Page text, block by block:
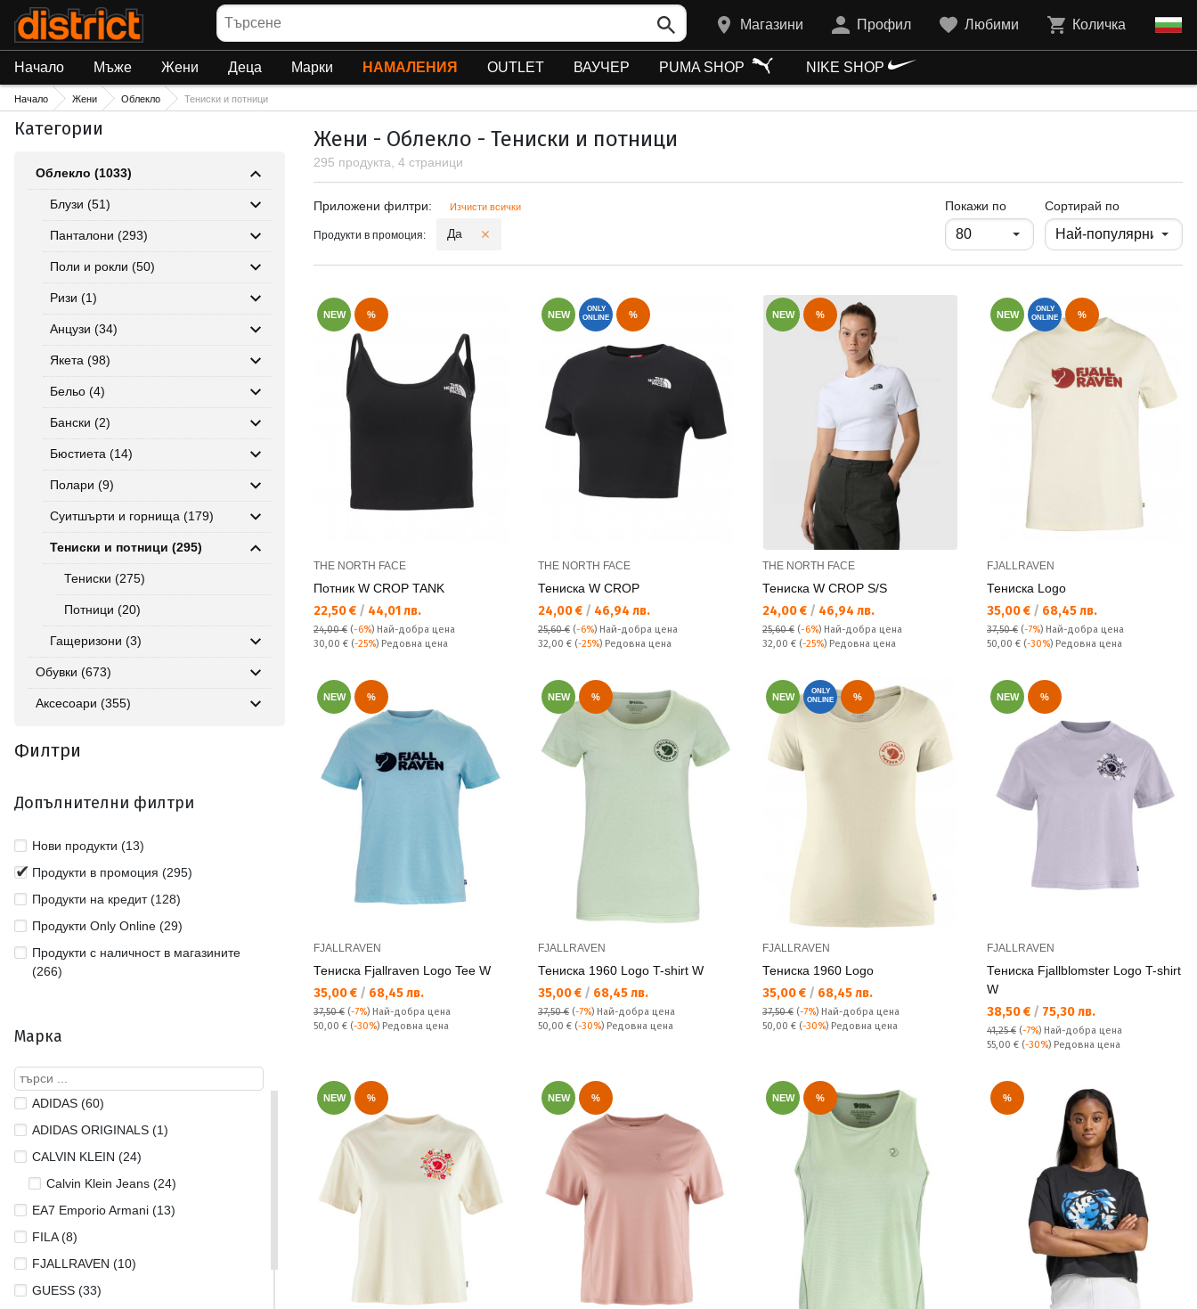
Търсене
Магазини Профил Любими Количка
Начало Мъже Жени Деца Марки НАМАЛЕНИЯ OUTLET ВАУЧЕР PUMA SHOP NIKE SHOP
Начало Жени Облекло Тениски и потници
Категории
Облекло (1033)
Блузи (51)
Панталони (293)
Поли и рокли (50)
Ризи (1)
Анцузи (34)
Якета (98)
Бельо (4)
Бански (2)
Бюстиета (14)
Полари (9)
Суитшърти и горнища (179)
Тениски и потници (295)
Тениски (275)
Потници (20)
Гащеризони (3)
Обувки (673)
Аксесоари (355)
Филтри
Допълнителни филтри
Нови продукти (13)
Продукти в промоция (295)
Продукти на кредит (128)
Продукти Only Online (29)
Продукти с наличност в магазините
(266)
Марка
ADIDAS (60)
ADIDAS ORIGINALS (1)
CALVIN KLEIN (24)
Calvin Klein Jeans (24)
EA7 Emporio Armani (13)
FILA (8)
FJALLRAVEN (10)
GUESS (33)
Жени - Облекло - Тениски и потници
295 продукта, 4 страници
Приложени филтри
Приложени филтри: Изчисти всички
Продукти в промоция: Да
Покажи попродукти на страница
Сортирай по
NEW %
THE NORTH FACE
Потник W CROP TANK
Текуща цена:
22,50 € / 44,01 лв.
24,00 € (-6%) Най-добра цена
Редовна цена:
30,00 € (-25%) Редовна цена
NEW
ONLY
ONLINE
%
THE NORTH FACE
Тениска W CROP
Текуща цена:
24,00 € / 46,94 лв.
25,60 € (-6%) Най-добра цена
Редовна цена:
32,00 € (-25%) Редовна цена
NEW %
THE NORTH FACE
Тениска W CROP S/S
Текуща цена:
24,00 € / 46,94 лв.
25,60 € (-6%) Най-добра цена
Редовна цена:
32,00 € (-25%) Редовна цена
NEW
ONLY
ONLINE
%
FJALLRAVEN
Тениска Logo
Текуща цена:
35,00 € / 68,45 лв.
37,50 € (-7%) Най-добра цена
Редовна цена:
50,00 € (-30%) Редовна цена
NEW %
FJALLRAVEN
Тениска Fjallraven Logo Tee W
Текуща цена:
35,00 € / 68,45 лв.
37,50 € (-7%) Най-добра цена
Редовна цена:
50,00 € (-30%) Редовна цена
NEW %
FJALLRAVEN
Тениска 1960 Logo T-shirt W
Текуща цена:
35,00 € / 68,45 лв.
37,50 € (-7%) Най-добра цена
Редовна цена:
50,00 € (-30%) Редовна цена
NEW
ONLY
ONLINE
%
FJALLRAVEN
Тениска 1960 Logo
Текуща цена:
35,00 € / 68,45 лв.
37,50 € (-7%) Най-добра цена
Редовна цена:
50,00 € (-30%) Редовна цена
NEW %
FJALLRAVEN
Тениска Fjallblomster Logo T-shirt
W
Текуща цена:
38,50 € / 75,30 лв.
41,25 € (-7%) Най-добра цена
Редовна цена:
55,00 € (-30%) Редовна цена
NEW % NEW % NEW % %